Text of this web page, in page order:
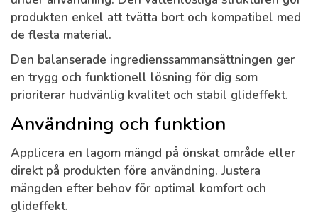
produkten enkel att tvätta bort och kompatibel med
de flesta material.
Den balanserade ingredienssammansättningen ger
en trygg och funktionell lösning för dig som
prioriterar hudvänlig kvalitet och stabil glideffekt.
Användning och funktion
Applicera en lagom mängd på önskat område eller
direkt på produkten före användning. Justera
mängden efter behov för optimal komfort och
glideffekt.